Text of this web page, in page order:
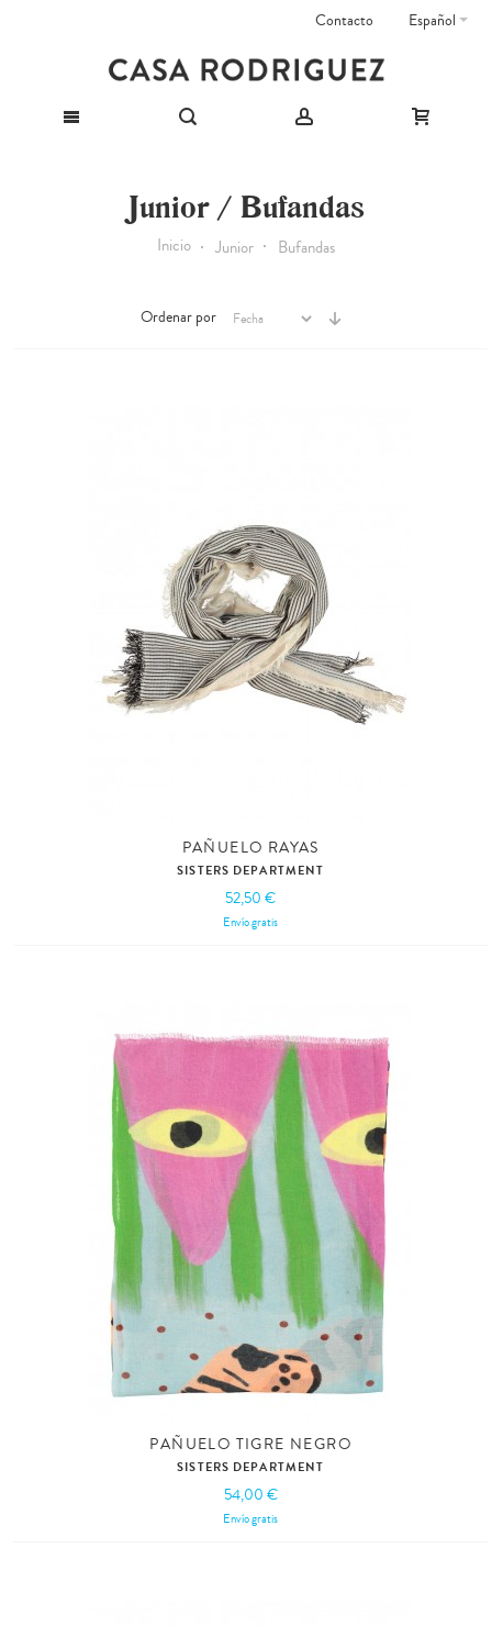
Español
Contacto
Junior / Bufandas
Inicio Junior Bufandas
Ordenar por
PAÑUELO RAYAS
SISTERS DEPARTMENT
52,50 €
Envío gratis
PAÑUELO TIGRE NEGRO
SISTERS DEPARTMENT
54,00 €
Envío gratis